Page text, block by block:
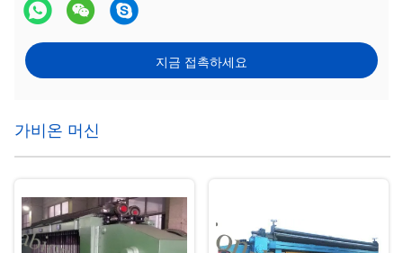
지금 접촉하세요
가비온 머신